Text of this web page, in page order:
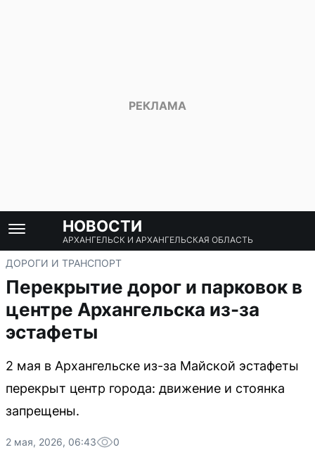
НОВОСТИ
АРХАНГЕЛЬСК И АРХАНГЕЛЬСКАЯ ОБЛАСТЬ
ДОРОГИ И ТРАНСПОРТ
Перекрытие дорог и парковок в
центре Архангельска из-за
эстафеты
2 мая в Архангельске из-за Майской эстафеты
перекрыт центр города: движение и стоянка
запрещены.
2 мая, 2026, 06:43 0